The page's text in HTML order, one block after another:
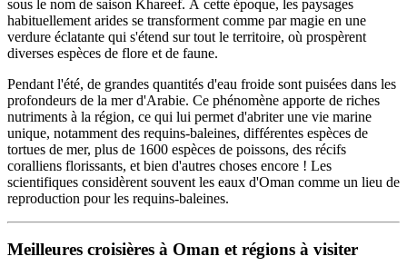
sous le nom de saison Khareef. À cette époque, les paysages
habituellement arides se transforment comme par magie en une
verdure éclatante qui s'étend sur tout le territoire, où prospèrent
diverses espèces de flore et de faune.
Pendant l'été, de grandes quantités d'eau froide sont puisées dans les
profondeurs de la mer d'Arabie. Ce phénomène apporte de riches
nutriments à la région, ce qui lui permet d'abriter une vie marine
unique, notamment des requins-baleines, différentes espèces de
tortues de mer, plus de 1600 espèces de poissons, des récifs
coralliens florissants, et bien d'autres choses encore ! Les
scientifiques considèrent souvent les eaux d'Oman comme un lieu de
reproduction pour les requins-baleines.
Meilleures croisières à Oman et régions à visiter